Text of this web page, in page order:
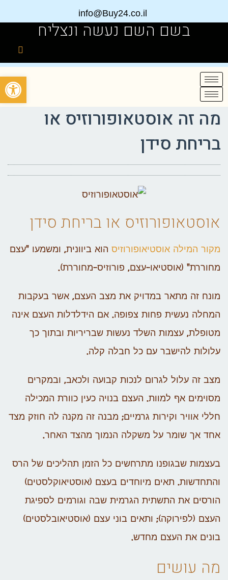
info@Buy24.co.il
בשם השם נעשה ונצליח
מה זה אוסטאופורוזיס או
בריחת סידן
אוסטאופורוזיס או בריחת סידן
מקור המילה אוסטיאופורוזיס הוא ביוונית, ומשמעו "עצם
מחוררת" (אוסטיאו-עצם, פורוזיס-מחוררת).
מונח זה מתאר במדויק את מצב העצם, אשר בעקבות
המחלה נעשית פחות צפופה. אם הידלדלות העצם אינה
מטופלת, עצמות השלד נעשות שבריריות ובתוך כך
עלולות להישבר עם כל חבלה קלה.
מצב זה עלול לגרום לנכות קבועה ולכאב, ובמקרים
מסוימים אף למוות. העצם בנויה כעין כוורת המכילה
חללי אוויר וקירות גרמיים; מבנה זה מקנה לה חוזק מצד
אחד אך שומר על משקלה הנמוך מהצד האחר.
בעצמות שבגופנו מתרחשים כל הזמן תהליכים של הרס
והתחדשות. תאים מיוחדים בעצם (אוסטיאוקלסטים)
הורסים את התשתית הגרמית שבה וגורמים לספיגת
העצם (לפירוקה); ותאים בוני עצם (אוסטיאובלסטים)
בונים את העצם מחדש.
מה עושים